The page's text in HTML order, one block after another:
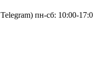
Telegram) пн-сб: 10:00-